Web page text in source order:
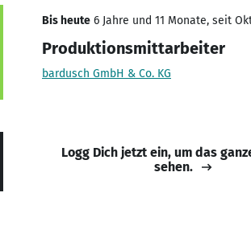
Bis heute 6 Jahre und 11 Monate, seit
Produktionsmittarbeiter
bardusch GmbH & Co. KG
Logg Dich jetzt ein, um das
sehen.